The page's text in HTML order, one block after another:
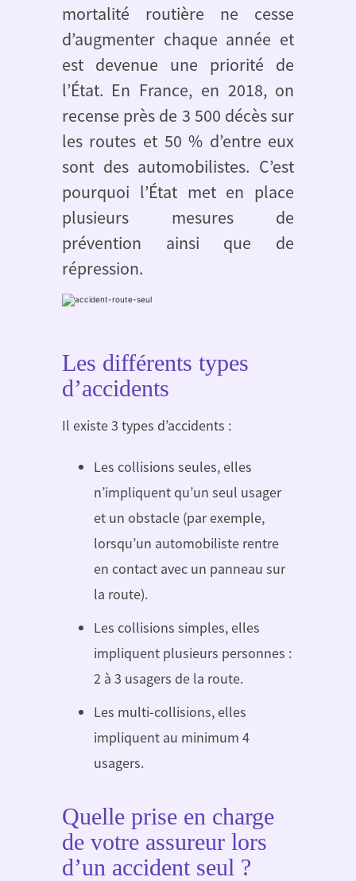
mortalité routière ne cesse
d’augmenter chaque année et
est devenue une priorité de
l’État. En France, en 2018, on
recense près de 3 500 décès sur
les routes et 50 % d’entre eux
sont des automobilistes. C’est
pourquoi l’État met en place
plusieurs mesures de
prévention ainsi que de
répression.
Les différents types
d’accidents
Il existe 3 types d’accidents :
Les collisions seules, elles
n’impliquent qu’un seul usager
et un obstacle (par exemple,
lorsqu’un automobiliste rentre
en contact avec un panneau sur
la route).
Les collisions simples, elles
impliquent plusieurs personnes :
2 à 3 usagers de la route.
Les multi-collisions, elles
impliquent au minimum 4
usagers.
Quelle prise en charge
de votre assureur lors
d’un accident seul ?